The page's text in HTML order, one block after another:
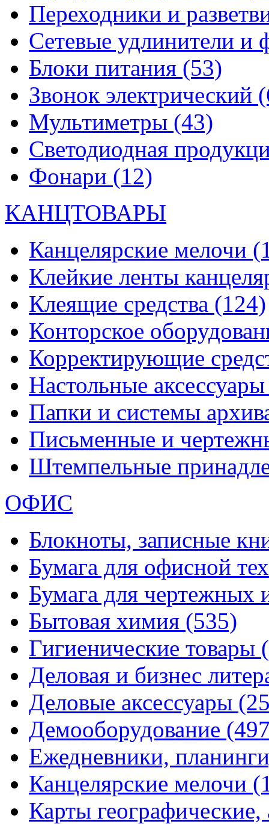
Переходники и
Сетевые удлинители и
Блоки питания (53)
Звонок электрический
Мультиметры (43)
Светодиодная
Фонари (12)
КАНЦТОВАРЫ
Канцелярские мелочи
Клейкие ленты
Клеящие средства (124)
Конторское
Корректирующие
Настольные
Папки и системы
Письменные и
Штемпельные
ОФИС
Блокноты, записные
Бумага для офисной
Бумага для чертежных
Бытовая химия (535)
Гигиенические товары
Деловая и бизнес
Деловые аксессуары
Демооборудование
Ежедневники,
Канцелярские мелочи
Карты